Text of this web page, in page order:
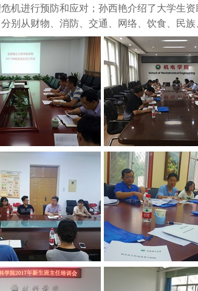
机进行预防和应对；孙西艳介绍了大学生
别从财物、消防、交通、网络、饮食、民族